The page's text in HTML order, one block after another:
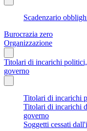
Scadenzario
Burocrazia zero
Organizzazione
Titolari di incarichi
governo
Titolari di incarichi
Titolari di incarichi
governo
Soggetti cessati